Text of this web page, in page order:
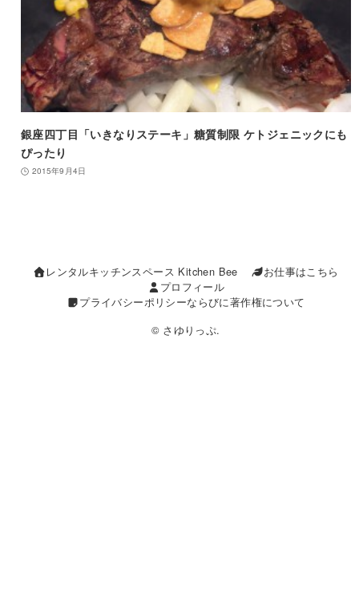
銀座四丁目「いきなりステーキ」糖質制限 ケトジェニックにも
ぴったり
2015年9月4日
レンタルキッチンスペース Kitchen Bee
お仕事はこちら
プロフィール
プライバシーポリシーならびに著作権について
© さゆりっぷ.